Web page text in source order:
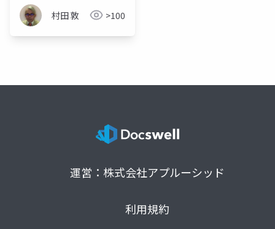
村田 敦 >100
運営：株式会社アプルーシッド
利用規約